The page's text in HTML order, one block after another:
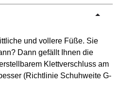
und vollere Füße. Sie
Dann gefällt Ihnen die
Klettverschluss am
(Richtlinie Schuhweite G-